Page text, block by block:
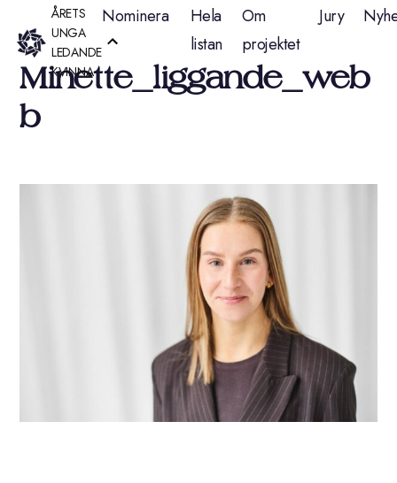
Hoppa
till
innehåll
ÅRETS
UNGA
LEDANDE
KVINNA
Nominera
Hela
listan
Om
projektet
Jury
Minette_liggande_web
b